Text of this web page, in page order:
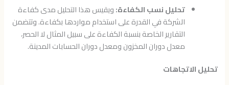
تحليل نسب الكفاءة:ويقيس هذا التحليل مدى كفاءة
الشركة في القدرة على استخدام مواردها بكفاءة. وتتضمن
التقارير الخاصة بنسبة الكفاءة على سبيل المثال لا الحصر،
معدل دوران المخزون ومعدل دوران الحسابات المدينة.
تحليل الاتجاهات